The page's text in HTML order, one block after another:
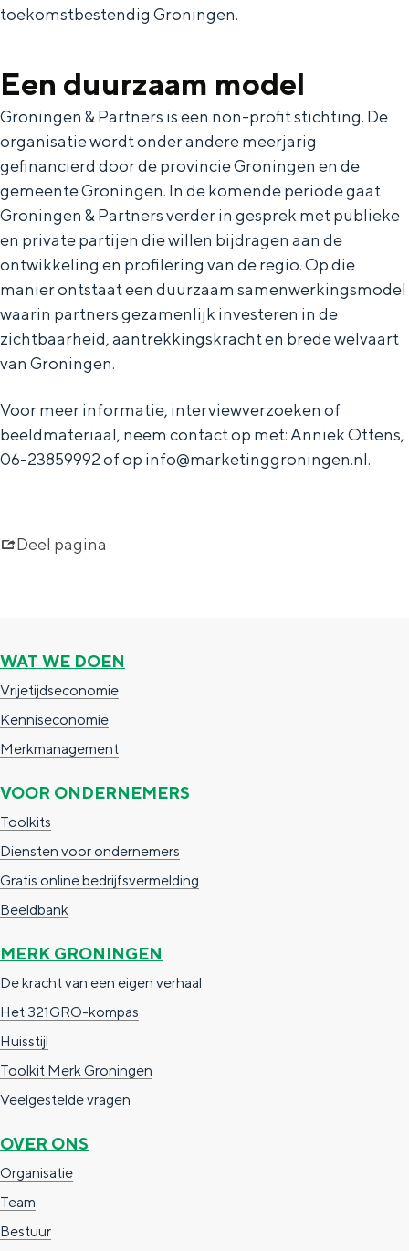
Team
Vacatures
Contact
Organisatie
profilering van Groningen. Ontstaan uit
een bundeling van krachten.
toekomstbestendig Groningen.
Een duurzaam model
Groningen & Partners is een non-profit stichting. De
organisatie wordt onder andere meerjarig
gefinancierd door de provincie Groningen en de
gemeente Groningen. In de komende periode gaat
Groningen & Partners verder in gesprek met publieke
en private partijen die willen bijdragen aan de
ontwikkeling en profilering van de regio. Op die
manier ontstaat een duurzaam samenwerkingsmodel
waarin partners gezamenlijk investeren in de
zichtbaarheid, aantrekkingskracht en brede welvaart
van Groningen.
Voor meer informatie, interviewverzoeken of
beeldmateriaal, neem contact op met: Anniek Ottens,
06-23859992 of op info@marketinggroningen.nl.
Deel pagina
WAT WE DOEN
Vrijetijdseconomie
Kenniseconomie
Merkmanagement
VOOR ONDERNEMERS
Toolkits
Diensten voor ondernemers
Gratis online bedrijfsvermelding
Beeldbank
MERK GRONINGEN
De kracht van een eigen verhaal
Het 321GRO-kompas
Huisstijl
Toolkit Merk Groningen
Veelgestelde vragen
OVER ONS
Organisatie
Team
Bestuur